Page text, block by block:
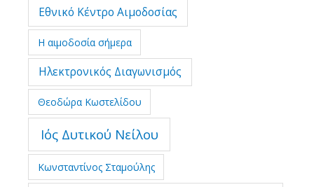
Εθνικό Κέντρο Αιμοδοσίας
Η αιμοδοσία σήμερα
Ηλεκτρονικός Διαγωνισμός
Θεοδώρα Κωστελίδου
Ιός Δυτικού Νείλου
Κωνσταντίνος Σταμούλης